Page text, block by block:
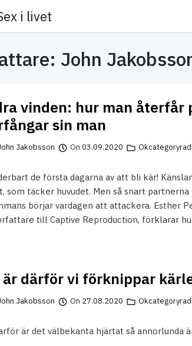
i livet
John
vinden: hur man återfår
sin man
Jakobsson On 03.09.2020 Okcategoryrad
de första dagarna av att bli kär!
som täcker huvudet. Men så snart
börjar vardagen att attackera. Esther
till Captive Reproduction, förklarar
är därför vi förknippar
Jakobsson On 27.08.2020 Okcategoryrad
är det välbekanta hjärtat så annorlunda